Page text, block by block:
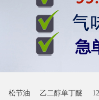
松节油 乙二醇单丁醚